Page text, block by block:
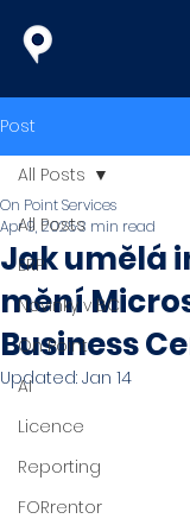
Post
All Posts
ERP
Novinky v BC
On Point
AI
Licence
Reporting
FORrentor
All Posts
Jak umělá
mění
Business
On Point Services
Apr 9, 20253 min read
Updated: Jan 14